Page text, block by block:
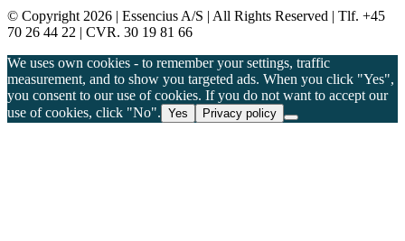
© Copyright 2026 | Essencius A/S | All Rights Reserved | Tlf. +45
70 26 44 22 | CVR. 30 19 81 66
We uses own cookies - to remember your settings, traffic
measurement, and to show you targeted ads. When you click "Yes",
you consent to our use of cookies. If you do not want to accept our
use of cookies, click "No". Yes Privacy policy